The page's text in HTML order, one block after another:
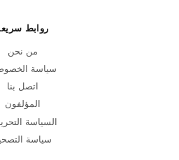
روابط
من نحن
سياسة
اتصل بنا
المؤلفون
السياسة
سياسة